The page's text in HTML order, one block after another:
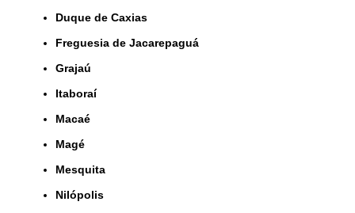
Duque de Caxias
Freguesia de Jacarepaguá
Grajaú
Itaboraí
Macaé
Magé
Mesquita
Nilópolis